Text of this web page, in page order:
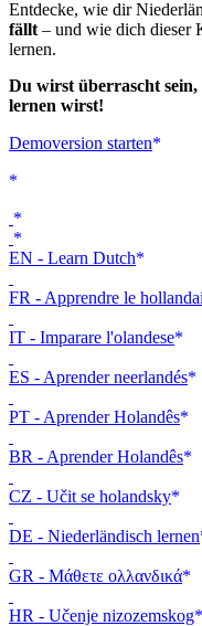
Entdecke, wie dir
fällt – und wie dich dieser
lernen.
Du wirst überrascht sein,
lernen wirst!
Demoversion starten
EN - Learn Dutch
FR - Apprendre le
IT - Imparare l'olandese
ES - Aprender neerlandés
PT - Aprender Holandês
BR - Aprender Holandês
CZ - Učit se holandsky
DE - Niederländisch lernen
GR - Μάθετε ολλανδικά
HR - Učenje nizozemskog